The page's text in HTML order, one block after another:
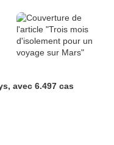
avec 6.497 cas